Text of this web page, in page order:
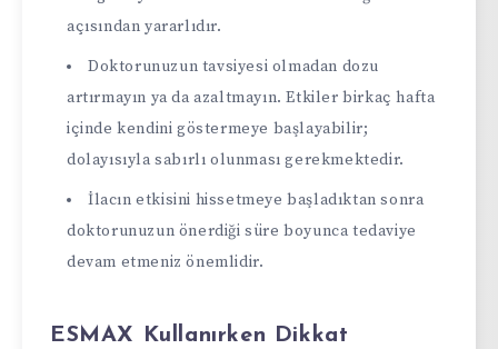
açısından yararlıdır.
Doktorunuzun tavsiyesi olmadan dozu
artırmayın ya da azaltmayın. Etkiler birkaç hafta
içinde kendini göstermeye başlayabilir;
dolayısıyla sabırlı olunması gerekmektedir.
İlacın etkisini hissetmeye başladıktan sonra
doktorunuzun önerdiği süre boyunca tedaviye
devam etmeniz önemlidir.
ESMAX Kullanırken Dikkat